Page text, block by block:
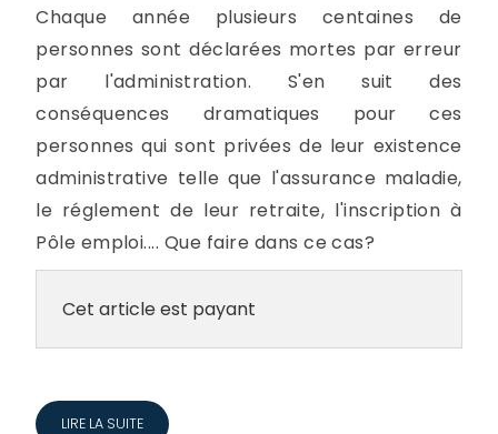
Chaque année plusieurs centaines de
personnes sont déclarées mortes par erreur
par l'administration. S'en suit des
conséquences dramatiques pour ces
personnes qui sont privées de leur existence
administrative telle que l'assurance maladie,
le réglement de leur retraite, l'inscription à
Pôle emploi.... Que faire dans ce cas?
Cet article est payant
LIRE LA SUITE